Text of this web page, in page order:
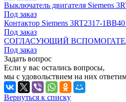
Выключатель двигателя Siemens
Под заказ
Контактор Siemens 3RT2317-
Под заказ
СОГЛАСУЮЩИЙ
Под заказ
Задать вопрос
Если у вас остались вопросы,
мы с удовольствием на них
Вернуться к списку